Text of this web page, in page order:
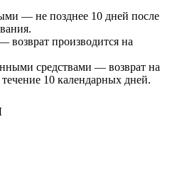
— не позднее 10 дней после
возврат производится на
средствами — возврат на
10 календарных дней.